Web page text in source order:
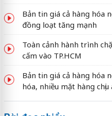
Bản tin giá cả hàng hóa
đồng loạt tăng mạnh
Toàn cảnh hành trình
cấm vào TP.HCM
Bản tin giá cả hàng hóa
hóa, nhiều mặt hàng chịu